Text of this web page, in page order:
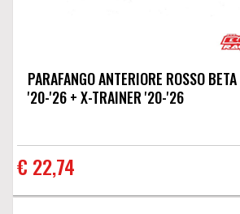
PARAFANGO ANTERIORE ROSSO
'20-'26 + X-TRAINER '20-'26
€ 22,74